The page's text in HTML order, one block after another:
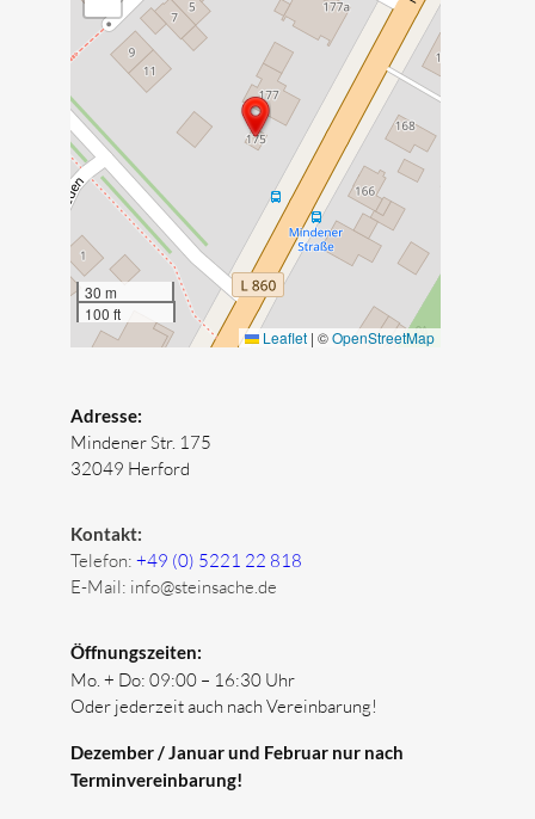
30 m
100 ft
Leaflet | ©OpenStreetMap
Adresse:
Mindener Str. 175
32049 Herford
Kontakt:
Telefon: +49 (0) 5221 22 818
E-Mail: info@steinsache.de
Öffnungszeiten:
Mo. + Do: 09:00 – 16:30 Uhr
Oder jederzeit auch nach Vereinbarung!
Dezember / Januar und Februar nur nach
Terminvereinbarung!